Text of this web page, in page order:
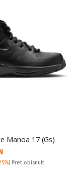
Manoa 17 (Gs)
) Pret obisnuit